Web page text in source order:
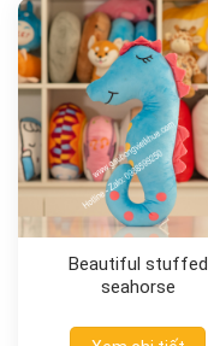
Beautiful stuffed
seahorse